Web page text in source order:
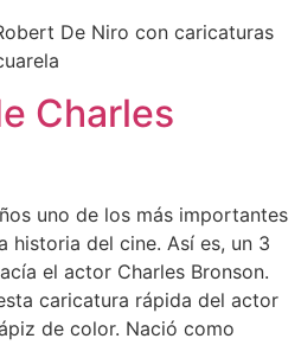
De Niro con caricaturas
Charles
uno de los más importantes
historia del cine. Así es, un 3
el actor Charles Bronson.
caricatura rápida del actor
de color. Nació como